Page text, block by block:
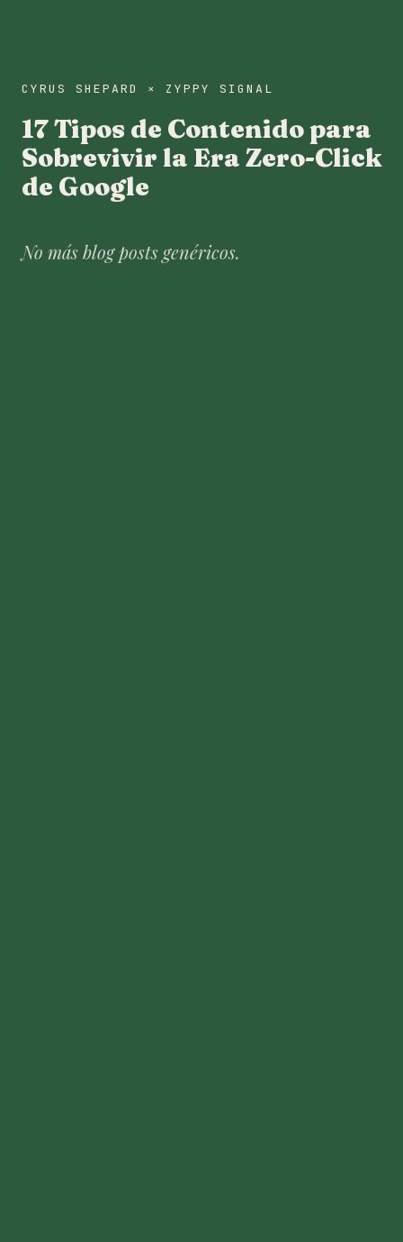
CYRUS SHEPARD × ZYPPY SIGNAL
17 Tipos de Contenido para
Sobrevivir la Era Zero-Click
de Google
No más blog posts genéricos.